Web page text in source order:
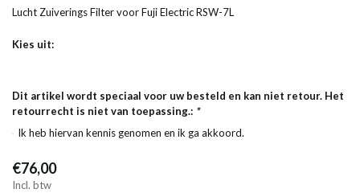
Lucht Zuiverings Filter voor Fuji Electric RSW-7L
Kies uit:
Dit artikel wordt speciaal voor uw besteld en kan niet retour. Het
retourrecht is niet van toepassing.: *
Ik heb hiervan kennis genomen en ik ga akkoord.
€76,00
Incl. btw